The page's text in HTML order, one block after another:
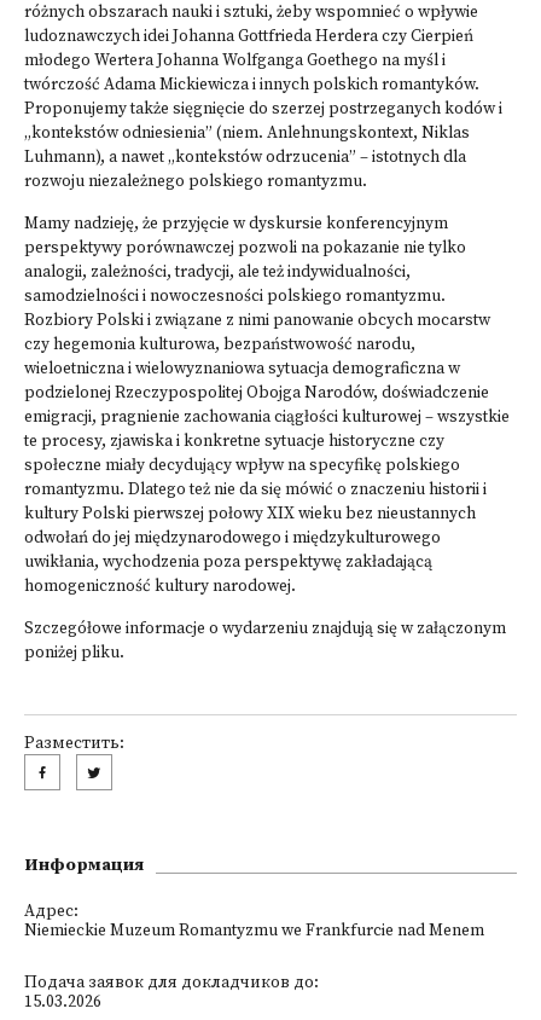
różnych obszarach nauki i sztuki, żeby wspomnieć o wpływie
ludoznawczych idei Johanna Gottfrieda Herdera czy Cierpień
młodego Wertera Johanna Wolfganga Goethego na myśl i
twórczość Adama Mickiewicza i innych polskich romantyków.
Proponujemy także sięgnięcie do szerzej postrzeganych kodów i
„kontekstów odniesienia” (niem. Anlehnungskontext, Niklas
Luhmann), a nawet „kontekstów odrzucenia” – istotnych dla
rozwoju niezależnego polskiego romantyzmu.
Mamy nadzieję, że przyjęcie w dyskursie konferencyjnym
perspektywy porównawczej pozwoli na pokazanie nie tylko
analogii, zależności, tradycji, ale też indywidualności,
samodzielności i nowoczesności polskiego romantyzmu.
Rozbiory Polski i związane z nimi panowanie obcych mocarstw
czy hegemonia kulturowa, bezpaństwowość narodu,
wieloetniczna i wielowyznaniowa sytuacja demograficzna w
podzielonej Rzeczypospolitej Obojga Narodów, doświadczenie
emigracji, pragnienie zachowania ciągłości kulturowej – wszystkie
te procesy, zjawiska i konkretne sytuacje historyczne czy
społeczne miały decydujący wpływ na specyfikę polskiego
romantyzmu. Dlatego też nie da się mówić o znaczeniu historii i
kultury Polski pierwszej połowy XIX wieku bez nieustannych
odwołań do jej międzynarodowego i międzykulturowego
uwikłania, wychodzenia poza perspektywę zakładającą
homogeniczność kultury narodowej.
Szczegółowe informacje o wydarzeniu znajdują się w załączonym
poniżej pliku.
Разместить:
Информация
Адрес:
Niemieckie Muzeum Romantyzmu we Frankfurcie nad Menem
Подача заявок для докладчиков до:
15.03.2026